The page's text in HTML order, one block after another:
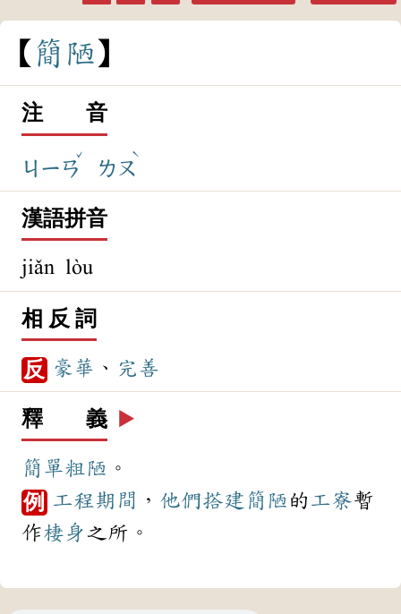
簡 陋
注 音
ㄐㄧㄢ
ˇ
ㄌㄡ
ˋ
漢語拼音
jiǎn lòu
相 反 詞
反 豪華 、 完善
釋 義 ▶️
簡單粗陋 。
例 工程期間 ， 他們搭建 簡陋 的 工寮暫
作棲身 之所。